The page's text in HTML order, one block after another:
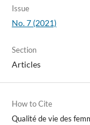
Issue
No. 7 (2021)
Section
Articles
How to Cite
Qualité de vie des